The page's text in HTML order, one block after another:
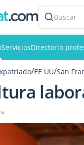
Buscar
ServiciosDirectorio
/EE UU/San